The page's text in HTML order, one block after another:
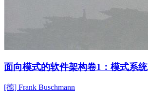
面向模式的软件架构卷1：模式系统
[德] Frank Buschmann